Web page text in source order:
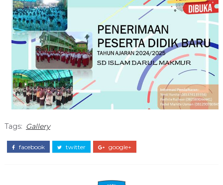
Tags: Gallery
facebook twitter google+